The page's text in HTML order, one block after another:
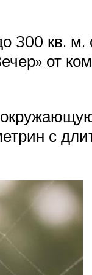
300 кв. м.
от
с